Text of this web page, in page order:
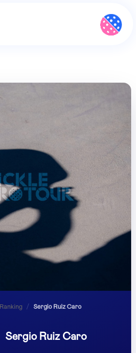
Ranking / Sergio Ruiz Caro
Sergio Ruiz Caro